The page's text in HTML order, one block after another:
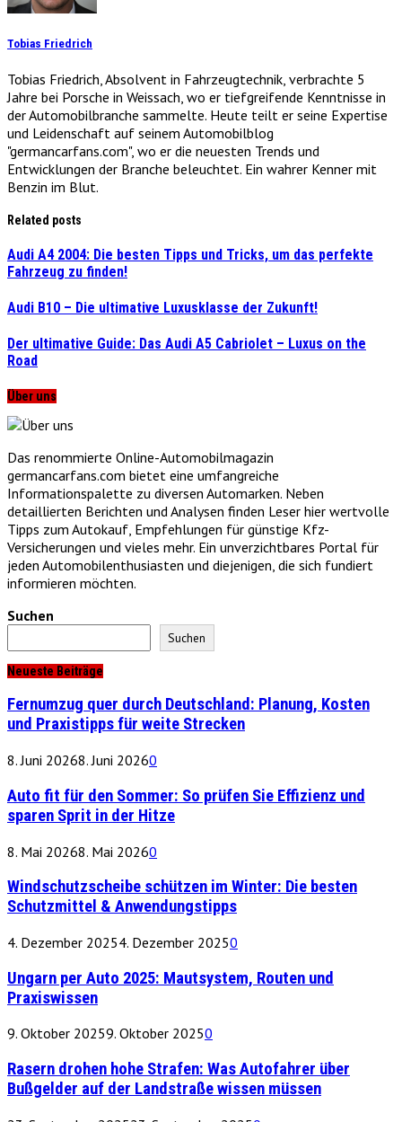
Tobias Friedrich
Tobias Friedrich, Absolvent in Fahrzeugtechnik, verbrachte 5
Jahre bei Porsche in Weissach, wo er tiefgreifende Kenntnisse in
der Automobilbranche sammelte. Heute teilt er seine Expertise
und Leidenschaft auf seinem Automobilblog
"germancarfans.com", wo er die neuesten Trends und
Entwicklungen der Branche beleuchtet. Ein wahrer Kenner mit
Benzin im Blut.
Related posts
Audi A4 2004: Die besten Tipps und Tricks, um das perfekte
Fahrzeug zu finden!
Audi B10 – Die ultimative Luxusklasse der Zukunft!
Der ultimative Guide: Das Audi A5 Cabriolet – Luxus on the
Road
Über uns
Das renommierte Online-Automobilmagazin
germancarfans.com bietet eine umfangreiche
Informationspalette zu diversen Automarken. Neben
detaillierten Berichten und Analysen finden Leser hier wertvolle
Tipps zum Autokauf, Empfehlungen für günstige Kfz-
Versicherungen und vieles mehr. Ein unverzichtbares Portal für
jeden Automobilenthusiasten und diejenigen, die sich fundiert
informieren möchten.
Suchen
Suchen
Neueste Beiträge
Fernumzug quer durch Deutschland: Planung, Kosten
und Praxistipps für weite Strecken
8. Juni 20268. Juni 20260
Auto fit für den Sommer: So prüfen Sie Effizienz und
sparen Sprit in der Hitze
8. Mai 20268. Mai 20260
Windschutzscheibe schützen im Winter: Die besten
Schutzmittel & Anwendungstipps
4. Dezember 20254. Dezember 20250
Ungarn per Auto 2025: Mautsystem, Routen und
Praxiswissen
9. Oktober 20259. Oktober 20250
Rasern drohen hohe Strafen: Was Autofahrer über
Bußgelder auf der Landstraße wissen müssen